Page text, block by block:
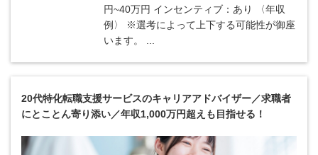
円~40万円 インセンティブ：あり 〈年収
例〉 ※選考によって上下する可能性が御座
います。 ...
20代特化転職支援サービスのキャリアアドバイザー／求職者
にとことん寄り添い／年収1,000万円超えも目指せる！